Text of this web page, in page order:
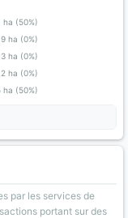
ha (50%)
ha (0%)
ha (0%)
ha (0%)
ha (50%)
par les services de
portant sur des